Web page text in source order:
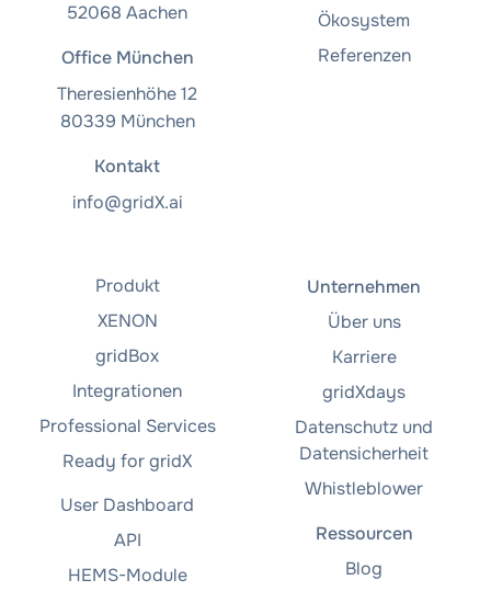
52068 Aachen
Office München
Theresienhöhe 12
80339 München
Kontakt
info@gridX.ai
Ökosystem
Referenzen
Produkt
XENON
gridBox
Integrationen
Professional Services
Ready for gridX
User Dashboard
API
HEMS-Module
Unternehmen
Über uns
Karriere
gridXdays
Datenschutz und
Datensicherheit
Whistleblower
Ressourcen
Blog